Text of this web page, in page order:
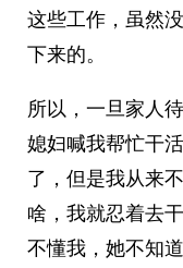
这些工作，虽然
下来的。
所以，一旦家人
媳妇喊我帮忙干
了，但是我从来
啥，我就忍着去
不懂我，她不知